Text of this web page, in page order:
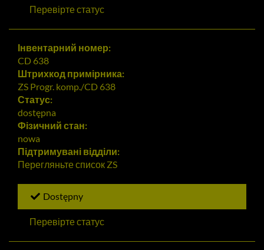
Перевірте статус
Інвентарний номер:
CD 638
Штрихкод примірника:
ZS Progr. komp./CD 638
Статус:
dostępna
Фізичний стан:
nowa
Підтримувані відділи:
Перегляньте список ZS
Dostępny
Перевірте статус